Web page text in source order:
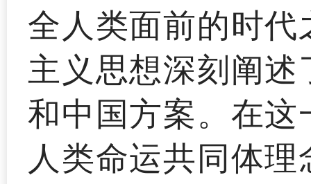
全人类面前的时
主义思想深刻阐
和中国方案。在
人类命运共同体